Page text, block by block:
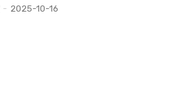
- 2025-10-16